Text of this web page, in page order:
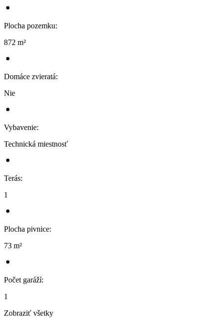
Plocha pozemku:
872 m²
Domáce zvieratá:
Nie
Vybavenie:
Technická miestnosť
Terás:
1
Plocha pivnice:
73 m²
Počet garáží:
1
Zobraziť všetky